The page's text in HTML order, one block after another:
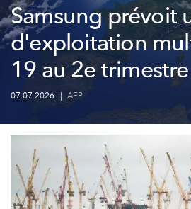
Samsung prévoit
d'exploitation
19 au 2e trimestre
07.07.2026 | AFP